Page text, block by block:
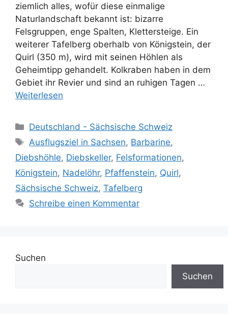
ziemlich alles, wofür diese einmalige
Naturlandschaft bekannt ist: bizarre
Felsgruppen, enge Spalten, Klettersteige. Ein
weiterer Tafelberg oberhalb von Königstein, der
Quirl (350 m), wird mit seinen Höhlen als
Geheimtipp gehandelt. Kolkraben haben in dem
Gebiet ihr Revier und sind an ruhigen Tagen …
Weiterlesen
Kategorien
Deutschland - Sächsische Schweiz
Schlagwörter
Ausflugsziel in Sachsen, Barbarine,
Diebshöhle, Diebskeller, Felsformationen,
Königstein, Nadelöhr, Pfaffenstein, Quirl,
Sächsische Schweiz, Tafelberg
Schreibe einen Kommentar
Suchen
Suchen